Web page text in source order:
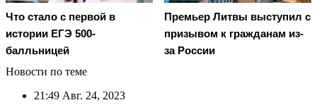
Что стало с первой в
истории ЕГЭ 500-
балльницей
Премьер Литвы выступил с
призывом к гражданам из-
за России
Новости по теме
21:49 Авг. 24, 2023